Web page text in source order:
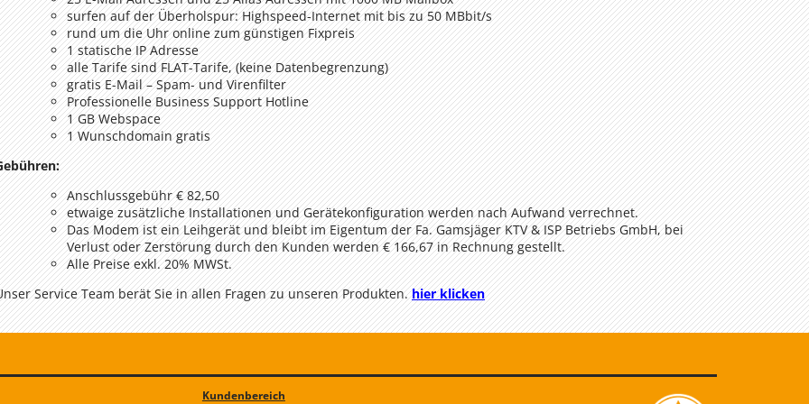
surfen auf der Überholspur: Highspeed-Internet mit bis zu 50 MBbit/s
rund um die Uhr online zum günstigen Fixpreis
1 statische IP Adresse
alle Tarife sind FLAT-Tarife, (keine Datenbegrenzung)
gratis E-Mail – Spam- und Virenfilter
Professionelle Business Support Hotline
1 GB Webspace
1 Wunschdomain gratis
Anschlussgebühr € 82,50
etwaige zusätzliche Installationen und Gerätekonfiguration werden nach Aufwand verrechnet.
Das Modem ist ein Leihgerät und bleibt im Eigentum der Fa. Gamsjäger KTV & ISP Betriebs GmbH, bei
Verlust oder Zerstörung durch den Kunden werden € 166,67 in Rechnung gestellt.
Alle Preise exkl. 20% MWSt.
Service Team berät Sie in allen Fragen zu unseren Produkten.hier klicken
Kundenbereich